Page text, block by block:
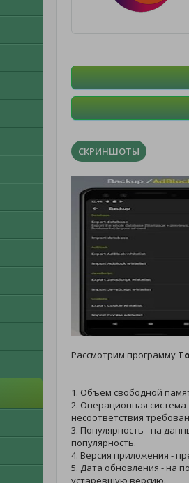
СКРИНШОТЫ
Рассмотрим программу
1. Объем свободной
2. Операционная
несоответствия
3. Популярность - на
популярность.
4. Версия приложения -
5. Дата обновления - на
устаревшую версию.